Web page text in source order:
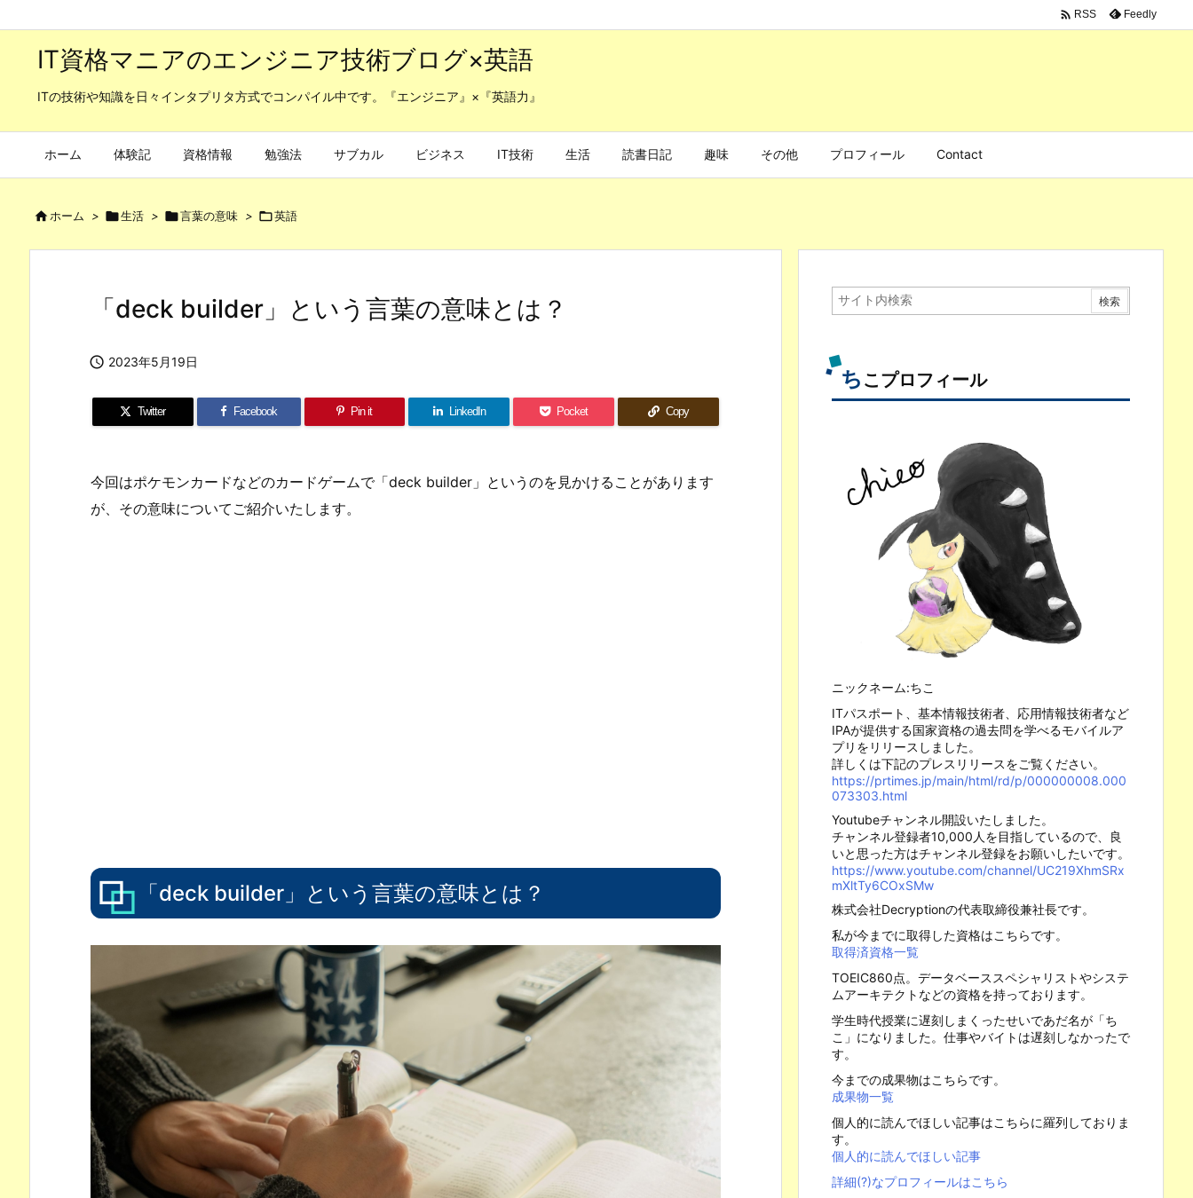
IT資格マニアのエンジニア技術ブログ×英語
ITの技術や知識を日々インタプリタ方式でコンパイル中です。『エンジニア』×『英語力』
ホーム 体験記 資格情報 勉強法 サブカル ビジネス IT技術 生活 読書日記 趣味 その他 プロフィール Contact
 RSS Feedly
ホーム > 生活 > 言葉の意味 > 英語
「deck builder」という言葉の意味とは？
 2023年5月19日
Twitter Facebook Pin it LinkedIn Pocket Copy
今回はポケモンカードなどのカードゲームで「deck builder」というのを見かけることがあります
が、その意味についてご紹介いたします。
「deck builder」という言葉の意味とは？
ち こプロフィール
ニックネーム:ちこ
ITパスポート、基本情報技術者、応用情報技術者など
IPAが提供する国家資格の過去問を学べるモバイルア
プリをリリースしました。
詳しくは下記のプレスリリースをご覧ください。
https://prtimes.jp/main/html/rd/p/000000008.000
073303.html
Youtubeチャンネル開設いたしました。
チャンネル登録者10,000人を目指しているので、良
いと思った方はチャンネル登録をお願いしたいです。
https://www.youtube.com/channel/UC219XhmSRx
mXltTy6COxSMw
株式会社Decryptionの代表取締役兼社長です。
私が今までに取得した資格はこちらです。
取得済資格一覧
TOEIC860点。データベーススペシャリストやシステ
ムアーキテクトなどの資格を持っております。
学生時代授業に遅刻しまくったせいであだ名が「ち
こ」になりました。仕事やバイトは遅刻しなかったで
す。
今までの成果物はこちらです。
成果物一覧
個人的に読んでほしい記事はこちらに羅列しておりま
す。
個人的に読んでほしい記事
詳細(?)なプロフィールはこちら